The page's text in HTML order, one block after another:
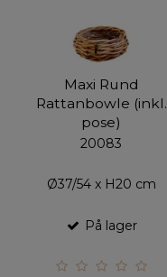
Maxi Rund
Rattanbowle (inkl.
pose)
20083
Ø37/54 x H20 cm
På lager